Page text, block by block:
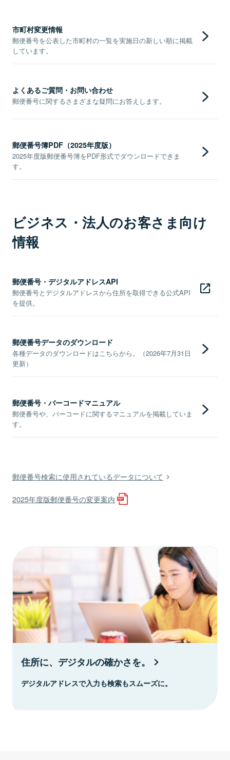
市町村変更情報
郵便番号を公表した市町村の一覧を実施日の新しい順に掲載
しています。
よくあるご質問・お問い合わせ
郵便番号に関するさまざまな疑問にお答えします。
郵便番号簿PDF（2025年度版）
2025年度版郵便番号簿をPDF形式でダウンロードできま
す。
ビジネス・法人のお客さま向け
情報
郵便番号・デジタルアドレスAPI
郵便番号とデジタルアドレスから住所を取得できる公式API
を提供。
郵便番号データのダウンロード
各種データのダウンロードはこちらから。（2026年7月31日
更新）
郵便番号・バーコードマニュアル
郵便番号や、バーコードに関するマニュアルを掲載していま
す。
郵便番号検索に使用されているデータについて
2025年度版郵便番号の変更案内
住所に、デジタルの確かさを。
デジタルアドレスで入力も検索もスムーズに。